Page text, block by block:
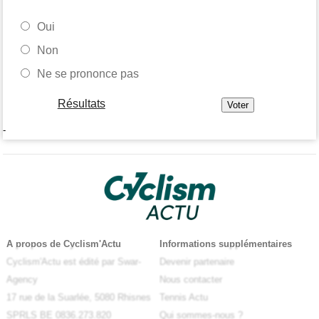
Oui
Non
Ne se prononce pas
Résultats
-
A propos de Cyclism'Actu
Cyclism'Actu est édité par Swar-
Agency
17 rue de la Suarlée, 5080 Rhisnes
SPRLS BE 0836.273.820
Informations supplémentaires
Devenir partenaire
Nous contacter
Tennis Actu
Qui sommes-nous ?